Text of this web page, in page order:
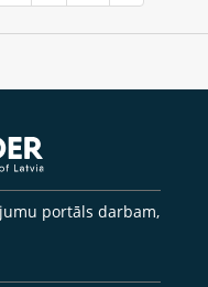
portāls darbam,